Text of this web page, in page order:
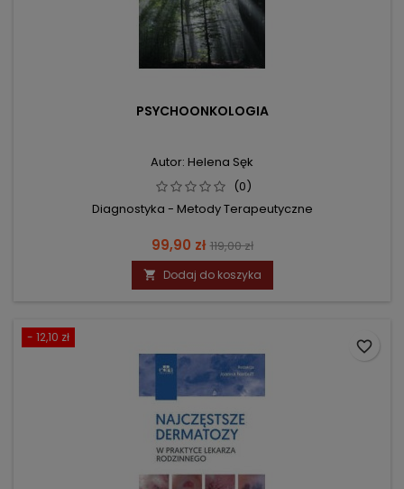
PSYCHOONKOLOGIA
Autor: Helena Sęk
(0)
Diagnostyka - Metody Terapeutyczne
Cena
99,90 zł Cena
podstawowa
119,00 zł
 Dodaj do koszyka
- 12,10 zł
favorite_border